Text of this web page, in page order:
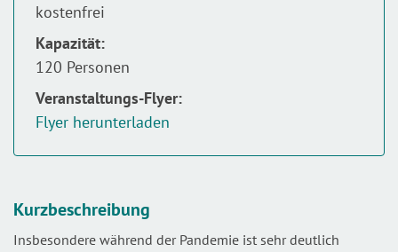
kostenfrei
Kapazität:
120 Personen
Veranstaltungs-Flyer:
Flyer herunterladen
Kurzbeschreibung
Insbesondere während der Pandemie ist sehr deutlich